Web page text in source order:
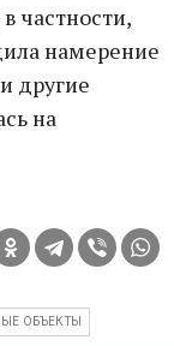
частности,
намерение
другие
на
ОБЪЕКТЫ